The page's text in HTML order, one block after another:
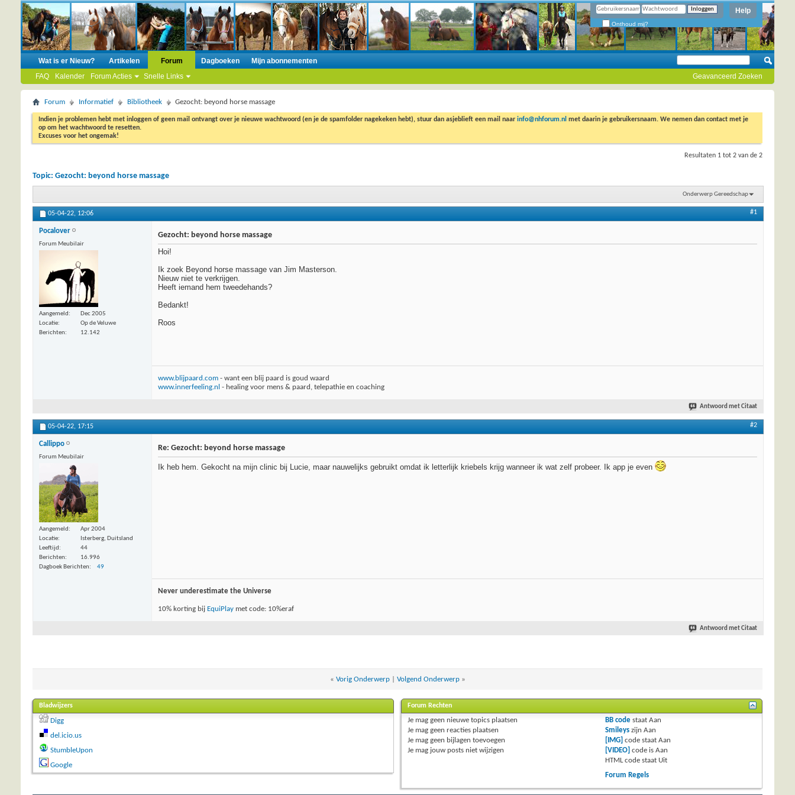
Help
Onthoud mij?
Wat is er Nieuw? Artikelen
Forum
FAQ
Kalender Forum Acties Snelle Links
Dagboeken
Mijn abonnementen
Geavanceerd Zoeken
Forum Informatief Bibliotheek Gezocht: beyond horse massage
Indien je problemen hebt met inloggen of geen mail ontvangt over je nieuwe wachtwoord (en je de spamfolder nagekeken hebt), stuur dan asjeblieft een mail naar info@nhforum.nl met daarin je gebruikersnaam. We nemen dan contact met je
op om het wachtwoord te resetten.
Excuses voor het ongemak!
Resultaten 1 tot 2 van de 2
Topic: Gezocht: beyond horse massage
Onderwerp Gereedschap
05-04-22, 12:06 #1
Pocalover
Forum Meubilair
Aangemeld
Dec 2005
Locatie
Op de Veluwe
Berichten
12.142
Gezocht: beyond horse massage
Hoi!
Ik zoek Beyond horse massage van Jim Masterson.
Nieuw niet te verkrijgen.
Heeft iemand hem tweedehands?
Bedankt!
Roos
www.blijpaard.com - want een blij paard is goud waard
www.innerfeeling.nl - healing voor mens & paard, telepathie en coaching
Antwoord met Citaat
05-04-22, 17:15 #2
Callippo
Forum Meubilair
Aangemeld
Apr 2004
Locatie
Isterberg, Duitsland
Leeftijd
44
Berichten
16.996
Dagboek Berichten
49
Re: Gezocht: beyond horse massage
Ik heb hem. Gekocht na mijn clinic bij Lucie, maar nauwelijks gebruikt omdat ik letterlijk kriebels krijg wanneer ik wat zelf probeer. Ik app je even
Never underestimate the Universe
10% korting bij EquiPlay met code: 10%eraf
Antwoord met Citaat
« Vorig Onderwerp| Volgend Onderwerp »
Bladwijzers
Digg
del.icio.us
StumbleUpon
Google
Forum Rechten
Je mag geen nieuwe topics plaatsen
Je mag geen reacties plaatsen
Je mag geen bijlagen toevoegen
Je mag jouw posts niet wijzigen
BB code staatAan
Smileys zijnAan
[IMG] code staatAan
[VIDEO] code isAan
HTML code staat Uit
Forum Regels